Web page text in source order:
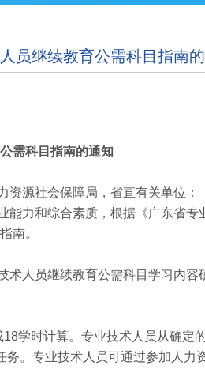
员继续教育公需科目指南
需科目指南的通知
源社会保障局，省直有关单位：
能力和综合素质，根据《广东省专
南。
术人员继续教育公需科目学习内容
学时计算。专业技术人员从确定
。专业技术人员可通过参加人力